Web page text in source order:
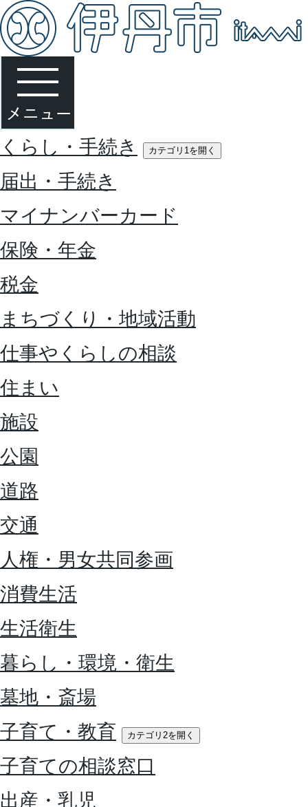
くらし・手続き カテゴリ1を開く
届出・手続き
マイナンバーカード
保険・年金
税金
まちづくり・地域活動
仕事やくらしの相談
住まい
施設
公園
道路
交通
人権・男女共同参画
消費生活
生活衛生
暮らし・環境・衛生
墓地・斎場
子育て・教育
カテゴリ2を開く
子育ての相談窓口
出産・乳児